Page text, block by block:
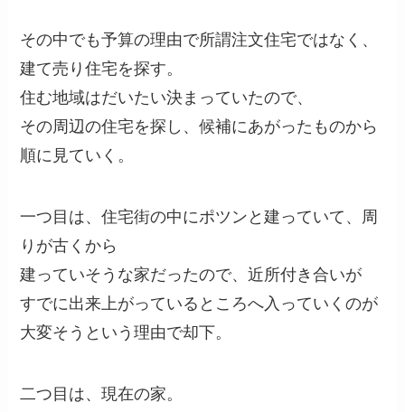
その中でも予算の理由で所謂注文住宅ではなく、
建て売り住宅を探す。
住む地域はだいたい決まっていたので、
その周辺の住宅を探し、候補にあがったものから
順に見ていく。
一つ目は、住宅街の中にポツンと建っていて、周
りが古くから
建っていそうな家だったので、近所付き合いが
すでに出来上がっているところへ入っていくのが
大変そうという理由で却下。
二つ目は、現在の家。